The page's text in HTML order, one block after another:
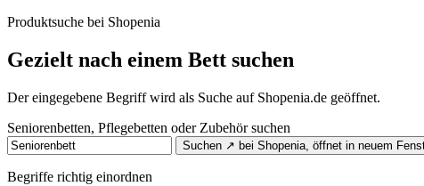
Produktsuche bei Shopenia
Gezielt nach einem Bett suchen
Der eingegebene Begriff wird als Suche auf Shopenia.de geöffnet.
Seniorenbetten, Pflegebetten oder Zubehör suchen
Suchen ↗ bei Shopenia, öffnet in neuem
Begriffe richtig einordnen